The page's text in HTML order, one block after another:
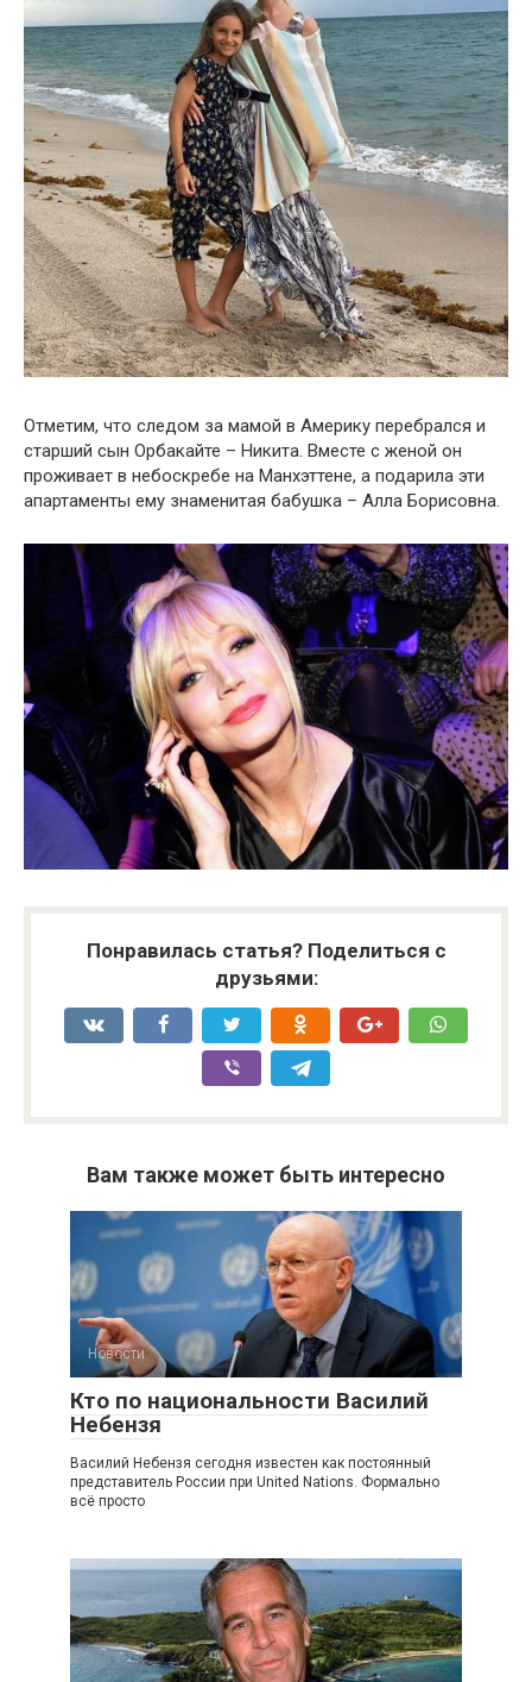
Отметим, что следом за мамой в Америку перебрался и
старший сын Орбакайте – Никита. Вместе с женой он
проживает в небоскребе на Манхэттене, а подарила эти
апартаменты ему знаменитая бабушка – Алла Борисовна.
Понравилась статья? Поделиться с
друзьями:
Вам также может быть интересно
Новости
Кто по национальности Василий
Небензя
Василий Небензя сегодня известен как постоянный
представитель России при United Nations. Формально
всё просто